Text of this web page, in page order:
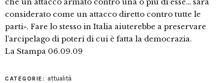
che un attacco armato contro una o più di esse… sarà
considerato come un attacco diretto contro tutte le
parti». Fare lo stesso in Italia aiuterebbe a preservare
l’arcipelago di poteri di cui è fatta la democrazia.
La Stampa 06.09.09
CATEGORIE: attualità